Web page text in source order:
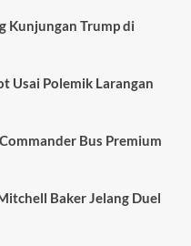
Kunjungan Trump di
Usai Polemik Larangan
Bus Premium
Baker Jelang Duel